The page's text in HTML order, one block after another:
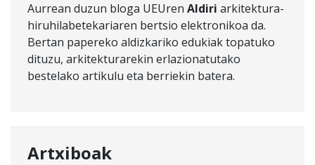
Aurrean duzun bloga UEUren Aldiri arkitektura-
hiruhilabetekariaren bertsio elektronikoa da.
Bertan papereko aldizkariko edukiak topatuko
dituzu, arkitekturarekin erlazionatutako
bestelako artikulu eta berriekin batera.
Artxiboak